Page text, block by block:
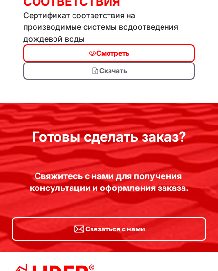
Сертификат соответствия на
производимые системы водоотведения
дождевой воды
Смотреть
Скачать
Готовы сделать заказ?
Свяжитесь с нами для получения
консультации и оформления заказа.
Связаться с нами